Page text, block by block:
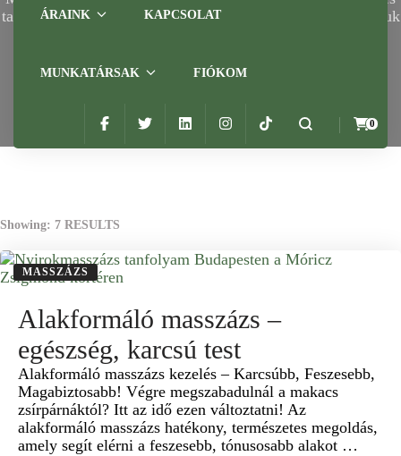
ÁRAINK KAPCSOLAT
MUNKATÁRSAK FIÓKOM
0
tapasztal masszázsterapeuták végzik. Hatékonyan csillapítjuk
migrénkezelési masszázstechnikánk is.
Showing: 7 RESULTS
MASSZÁZS
Alakformáló masszázs –
egészség, karcsú test
Alakformáló masszázs kezelés – Karcsúbb, Feszesebb,
Magabiztosabb! Végre megszabadulnál a makacs
zsírpárnáktól? Itt az idő ezen változtatni! Az
alakformáló masszázs hatékony, természetes megoldás,
amely segít elérni a feszesebb, tónusosabb alakot …